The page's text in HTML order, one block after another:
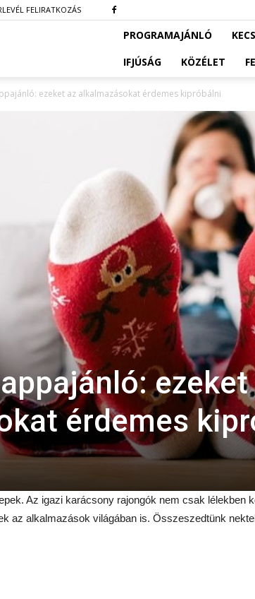
FELIRATKOZÁS
PROGRAMAJÁNLÓ
IFJÚSÁG
KÖZÉLET
ezeket az alkalmazásokat érdemes kipróbálni
ezeket
érdemes
Az igazi karácsony rajongók nem csak lélekben
az alkalmazások világában is. Összeszedtünk